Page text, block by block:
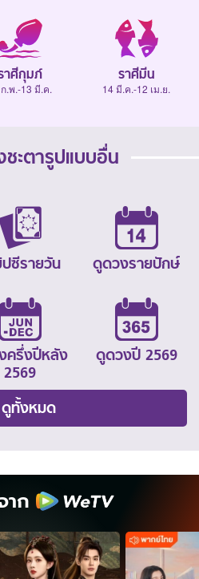
าศีกุมภ์
.พ.-13 มี.ค.
ราศีมีน
14 มี.ค.-12 เม.ย.
ะตารูปแบบอื่น
ปซีรายวัน ดูดวงรายปักษ์
ครึ่งปีหลัง
2569
ดูดวงปี 2569
ดูทั้งหมด
าก